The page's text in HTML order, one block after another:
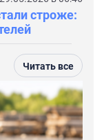
строже:
Читать все